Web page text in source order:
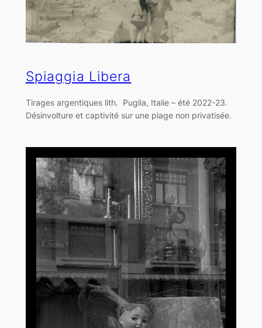
Spiaggia Libera
Tirages argentiques lith. Puglia, Italie – été 2022-23.
Désinvolture et captivité sur une plage non privatisée.